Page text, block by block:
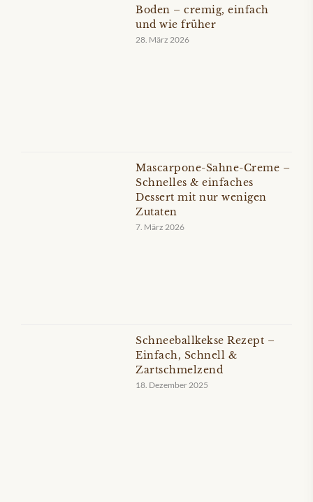
Boden – cremig, einfach
und wie früher
28. März 2026
Mascarpone-Sahne-Creme –
Schnelles & einfaches
Dessert mit nur wenigen
Zutaten
7. März 2026
Schneeballkekse Rezept –
Einfach, Schnell &
Zartschmelzend
18. Dezember 2025